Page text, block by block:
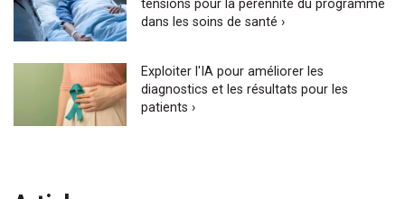
tensions pour la pérennité du programme
dans les soins de santé ›
Exploiter l'IA pour améliorer les
diagnostics et les résultats pour les
patients ›